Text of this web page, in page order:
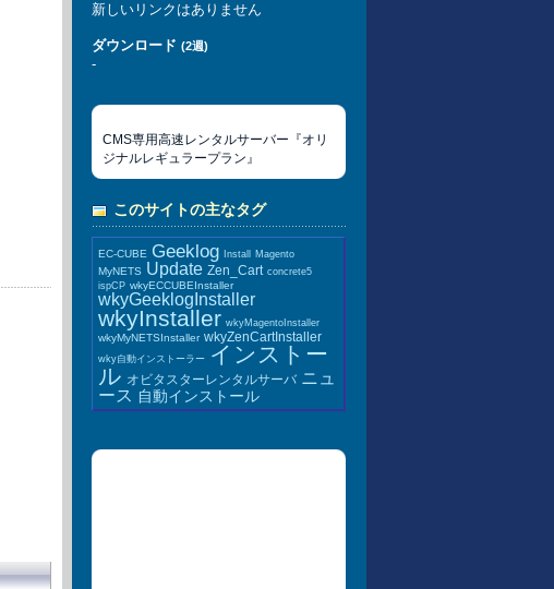
新しいリンクはありません
ダウンロード (2週)
-
CMS専用高速レンタルサーバー『オリ
ジナルレギュラープラン』
このサイトの主なタグ
EC-CUBE Geeklog Install Magento
MyNETS Update Zen_Cart concrete5
ispCP wkyECCUBEInstaller
wkyGeeklogInstaller
wkyInstaller wkyMagentoInstaller
wkyMyNETSInstaller wkyZenCartInstaller
wky自動インストーラー インストー
ル オビタスターレンタルサーバ ニュ
ース 自動インストール